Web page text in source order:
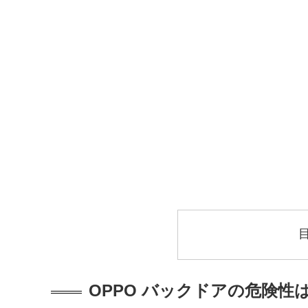
OPPO バックドアの危険性